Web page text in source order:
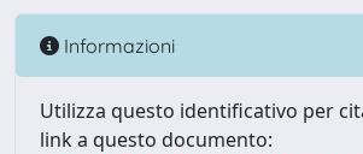
Informazioni
Utilizza questo identificativo per
link a questo documento: